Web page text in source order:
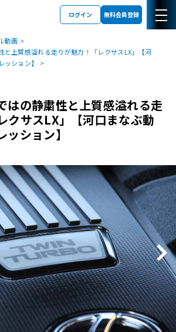
ログイン 無料会員登録
動画
と上質感溢れる走りが魅力！「レクサスLX」【河
ション】
はの静粛性と上質感溢れる走
クサスLX」【河口まなぶ動
ション】